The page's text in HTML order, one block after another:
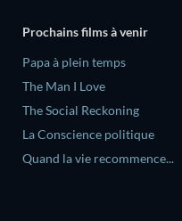
Prochains films à venir
‎Papa à plein temps
The Man I Love
The Social Reckoning
La Conscience politique
Quand la vie recommence...